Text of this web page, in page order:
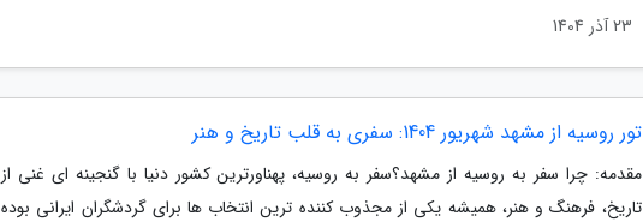
23 آذر 1404
تور روسیه از مشهد شهریور 1404: سفری به قلب تاریخ و هنر
مقدمه: چرا سفر به روسیه از مشهد؟سفر به روسیه، پهناورترین کشور دنیا با گنجینه ای غنی از
تاریخ، فرهنگ و هنر، همیشه یکی از مجذوب کننده ترین انتخاب ها برای گردشگران ایرانی بوده